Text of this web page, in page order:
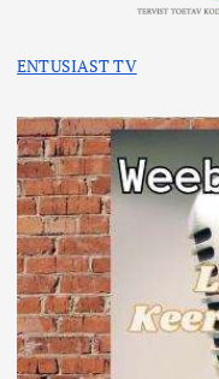
ENTUSIAST TV